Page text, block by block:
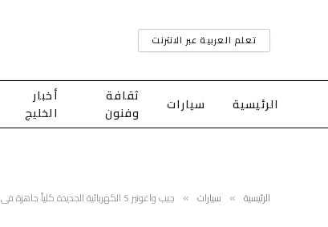
تعلم العربية عبر الانترنت
الرئيسية سيارات
ثقافة
وفنون
أخبار
الخليج
الرئيسية » سيارات » جيب واغونير S الكهربائية الجديدة كلياً جاهزة في نهاية العام الحالي